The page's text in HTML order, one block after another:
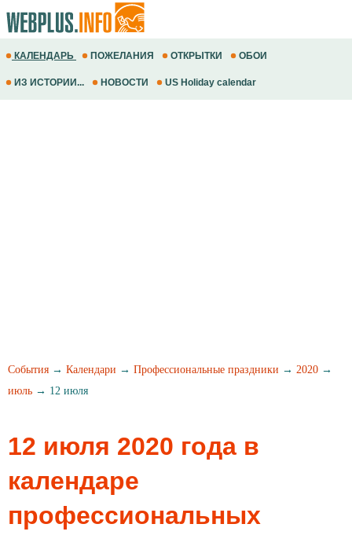
КАЛЕНДАРЬ ПОЖЕЛАНИЯ ОТКРЫТКИ ОБОИ
ИЗ ИСТОРИИ... НОВОСТИ US Holiday calendar
События → Календари → Профессиональные праздники → 2020 →
июль → 12 июля
12 июля 2020 года в
календаре
профессиональных